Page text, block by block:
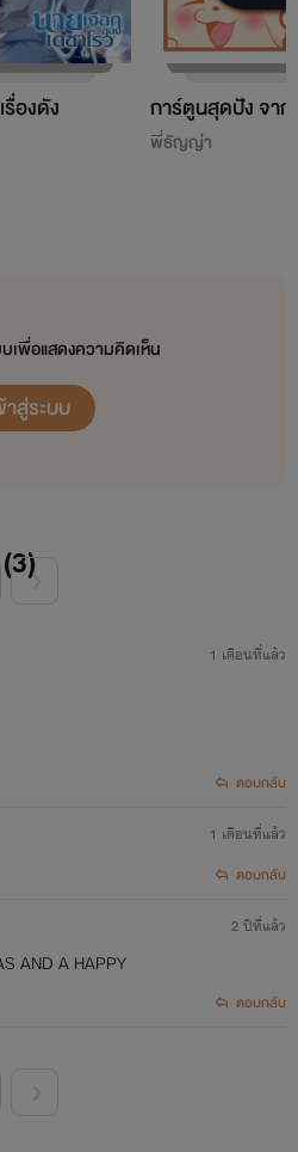
องดัง การ์ตูนสุดปัง จา
พี่ธัญญ่า
เพื่อแสดงความคิดเห็น
าสู่ระบบ
3)
1 เดือนที่แล้ว
ตอบกลับ
1 เดือนที่แล้ว
ตอบกลับ
AND A HAPPY
2 ปีที่แล้ว
ตอบกลับ